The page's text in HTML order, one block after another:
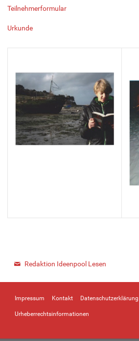
Teilnehmerformular
Urkunde
Redaktion Ideenpool Lesen
Impressum Kontakt Datenschutzerklärung
Urheberrechtsinformationen